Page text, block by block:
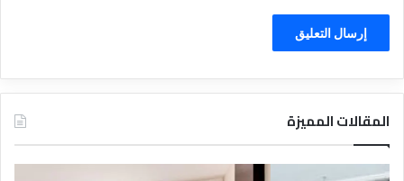
المقالات المميزة
د